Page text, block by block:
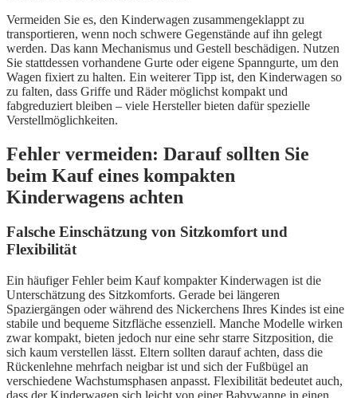
Vermeiden Sie es, den Kinderwagen zusammengeklappt zu
transportieren, wenn noch schwere Gegenstände auf ihn gelegt
werden. Das kann Mechanismus und Gestell beschädigen. Nutzen
Sie stattdessen vorhandene Gurte oder eigene Spanngurte, um den
Wagen fixiert zu halten. Ein weiterer Tipp ist, den Kinderwagen so
zu falten, dass Griffe und Räder möglichst kompakt und
fabgreduziert bleiben – viele Hersteller bieten dafür spezielle
Verstellmöglichkeiten.
Fehler vermeiden: Darauf sollten Sie
beim Kauf eines kompakten
Kinderwagens achten
Falsche Einschätzung von Sitzkomfort und
Flexibilität
Ein häufiger Fehler beim Kauf kompakter Kinderwagen ist die
Unterschätzung des Sitzkomforts. Gerade bei längeren
Spaziergängen oder während des Nickerchens Ihres Kindes ist eine
stabile und bequeme Sitzfläche essenziell. Manche Modelle wirken
zwar kompakt, bieten jedoch nur eine sehr starre Sitzposition, die
sich kaum verstellen lässt. Eltern sollten darauf achten, dass die
Rückenlehne mehrfach neigbar ist und sich der Fußbügel an
verschiedene Wachstumsphasen anpasst. Flexibilität bedeutet auch,